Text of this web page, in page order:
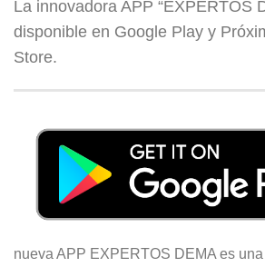
La innovadora APP “EXPERTOS
disponible en Google Play y
Store.
nueva APP EXPERTOS DEMA es